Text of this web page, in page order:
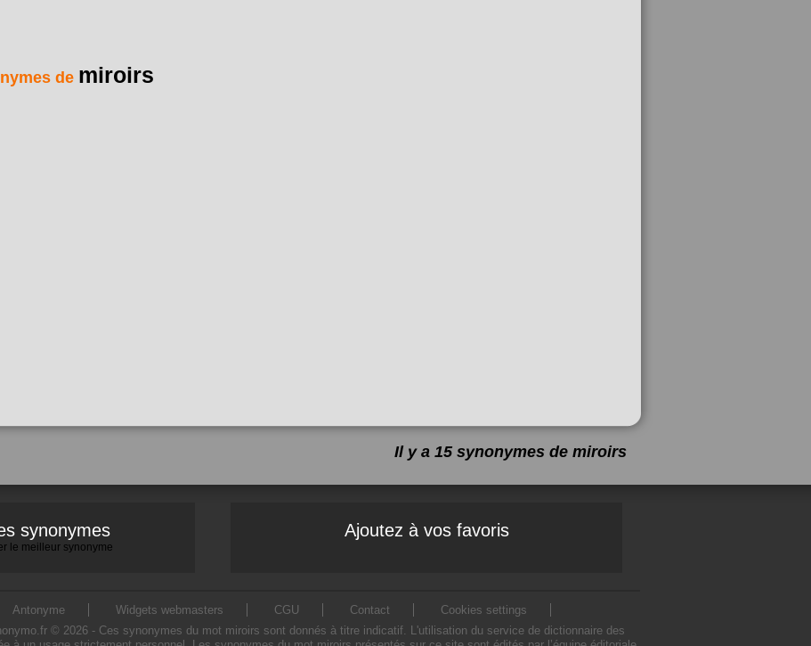
de miroirs
Il y a 15 synonymes de miroirs
synonymes
le meilleur synonyme
Ajoutez à vos favoris
Antonyme Widgets webmasters CGU Contact
Cookies settings
© 2026 - Ces synonymes du mot miroirs sont donnés à titre indicatif. L'utilisation du service de dictionnaire des